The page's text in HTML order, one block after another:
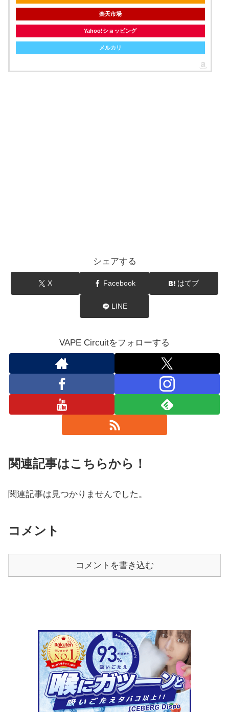
楽天市場
Yahoo!ショッピング
メルカリ
シェアする
X Facebook はてブ
LINE
VAPE Circuitをフォローする
関連記事はこちらから！
関連記事は見つかりませんでした。
コメント
コメントを書き込む